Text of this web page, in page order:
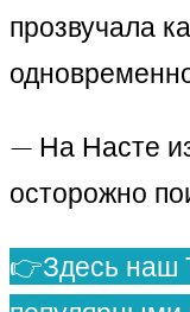
прозвучала
— На Насте
осторожно
👉Здесь наш